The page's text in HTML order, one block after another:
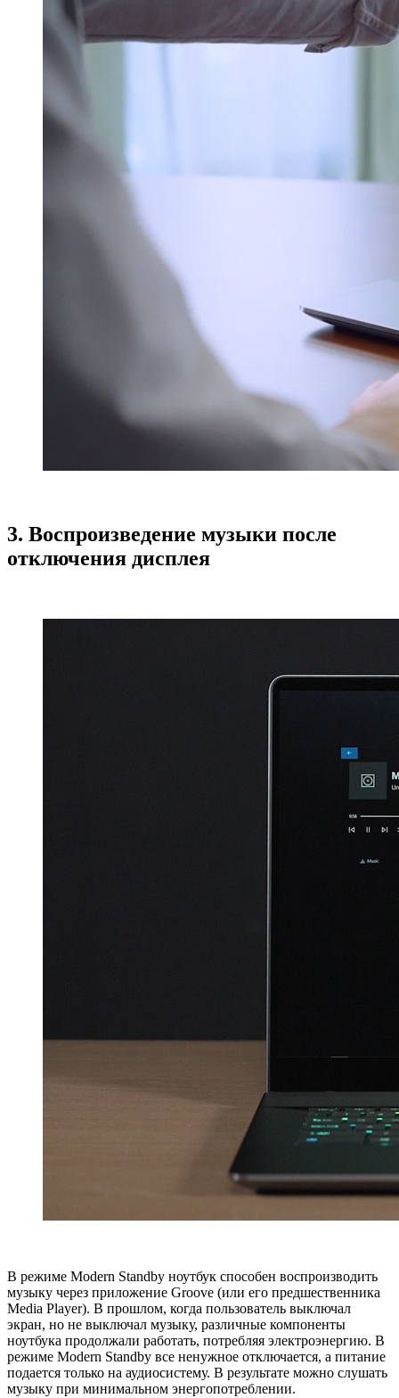
3. Воспроизведение музыки после
отключения дисплея
В режиме Modern Standby ноутбук способен воспроизводить
музыку через приложение Groove (или его предшественника
Media Player). В прошлом, когда пользователь выключал
экран, но не выключал музыку, различные компоненты
ноутбука продолжали работать, потребляя электроэнергию. В
режиме Modern Standby все ненужное отключается, а питание
подается только на аудиосистему. В результате можно слушать
музыку при минимальном энергопотреблении.